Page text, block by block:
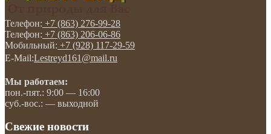
Телефон: +7 (863) 276-99-28
Телефон: +7 (863) 206-06-86
Мобильный: +7 (928) 117-29-59
E-Mail:Lestreyd161@mail.ru
Мы работаем:
пон.-пят.: 9:00 — 16:00
суб.-вос.: — выходной
Свежие новости